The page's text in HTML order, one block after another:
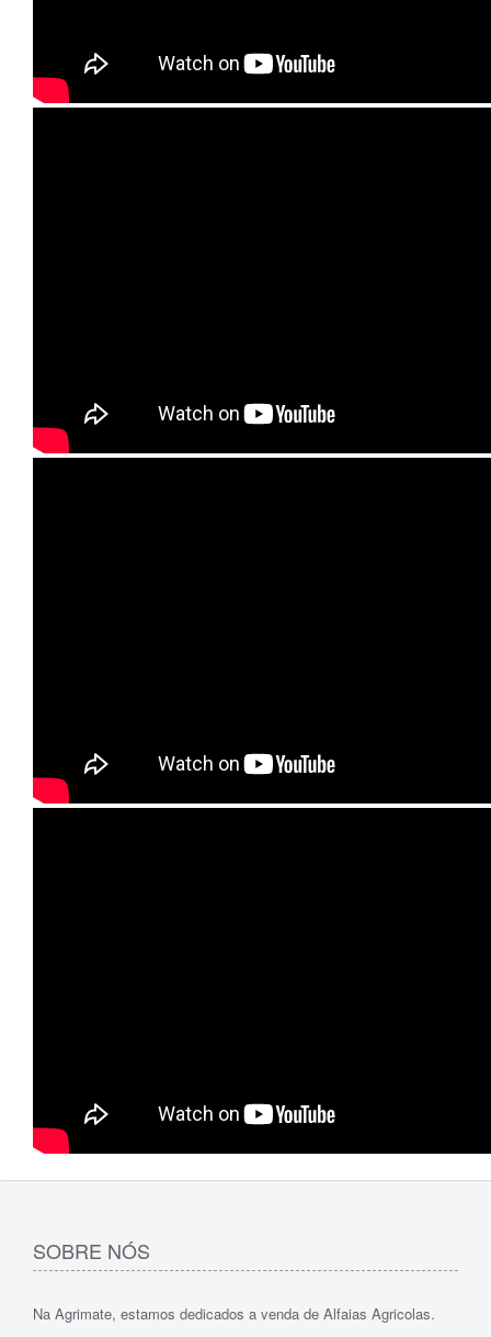
SOBRE NÓS
Na Agrimate, estamos dedicados a venda de Alfaias Agricolas.